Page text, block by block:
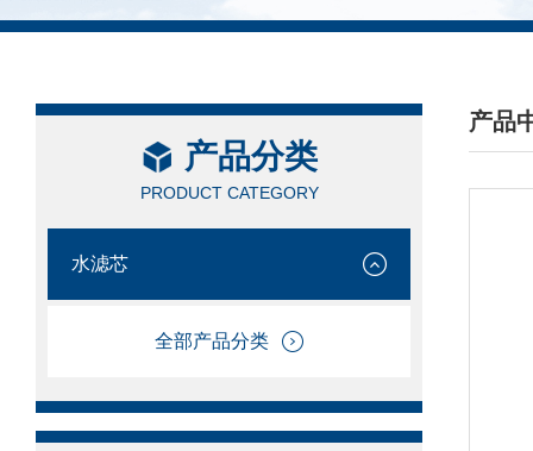
产品分类
PRODUCT CATEGORY
水滤芯
全部产品分类
产品
/